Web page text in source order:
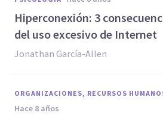
Hiperconexión: 3
del uso excesivo de Internet
Jonathan García-Allen
ORGANIZACIONES, RECURSOS
hace 8 años